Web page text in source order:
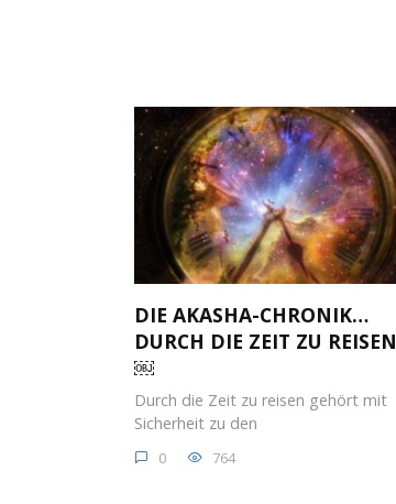
DIE AKASHA-CHRONIK…
DURCH DIE ZEIT ZU REISEN
￼
Durch die Zeit zu reisen gehört mit
Sicherheit zu den
0 764